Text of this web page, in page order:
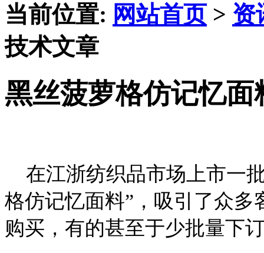
当前位置: 网站首页> 资
技术文章
黑丝菠萝格仿记忆面
在江浙纺织品市场上市一
格仿记忆面料”，吸引了众
购买，有的甚至于少批量下